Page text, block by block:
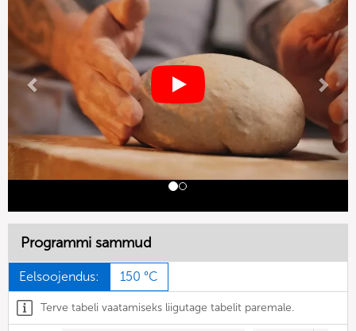
Programmi sammud
Eelsoojendus: 150 °C
Terve tabeli vaatamiseks liigutage tabelit paremale.